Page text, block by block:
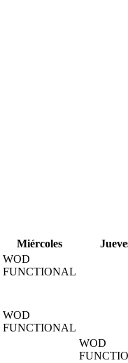
Miércoles J
WOD
FUNCTIONAL
WOD
FUNCTIONAL
WOD